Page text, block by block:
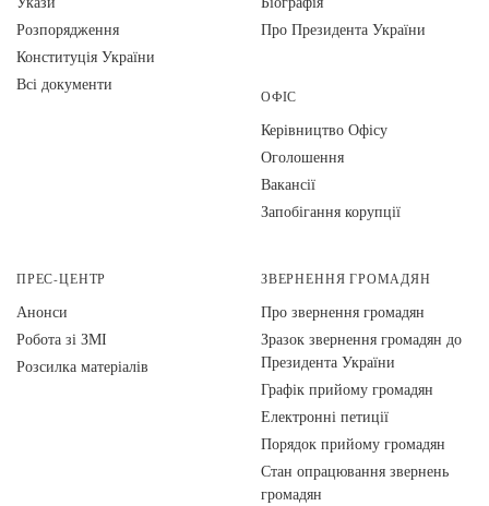
Розпорядження
Конституція України
Всі документи
Про Президента України
ОФІС
Керівництво Офісу
Оголошення
Вакансії
Запобігання корупції
ПРЕС-ЦЕНТР
Анонси
Робота зі ЗМІ
Розсилка матеріалів
ЗВЕРНЕННЯ ГРОМАДЯН
Про звернення громадян
Зразок звернення громадян до
Президента України
Графік прийому громадян
Електронні петиції
Порядок прийому громадян
Стан опрацювання звернень
громадян